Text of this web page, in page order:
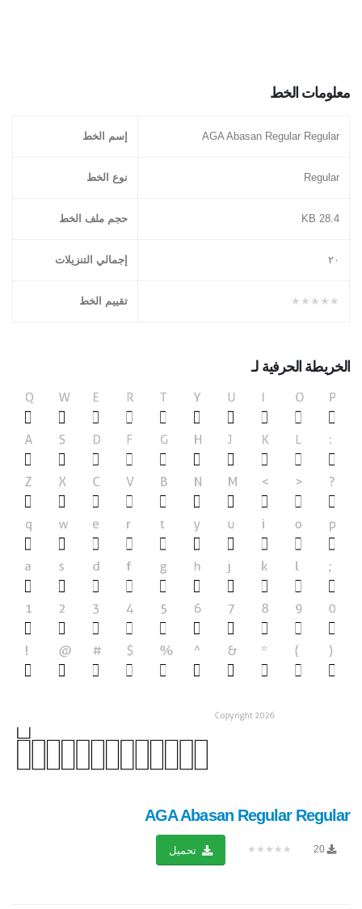
معلومات الخط
AGA Abasan Regular Regular إسم الخط
Regular نوع الخط
28.4 KB حجم ملف الخط
٢۰ إجمالي التنزيلات
★★★★★ تقييم الخط
الخريطة الحرفية لـ
AGA Abasan Regular Regular
20
★★★★★ تحميل